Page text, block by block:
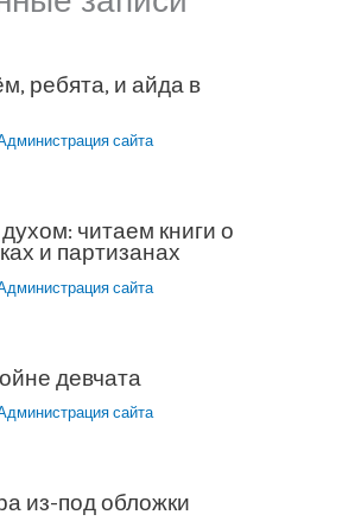
ребята, и айда в
сайта
читаем книги о
и партизанах
сайта
девчата
сайта
из-под обложки